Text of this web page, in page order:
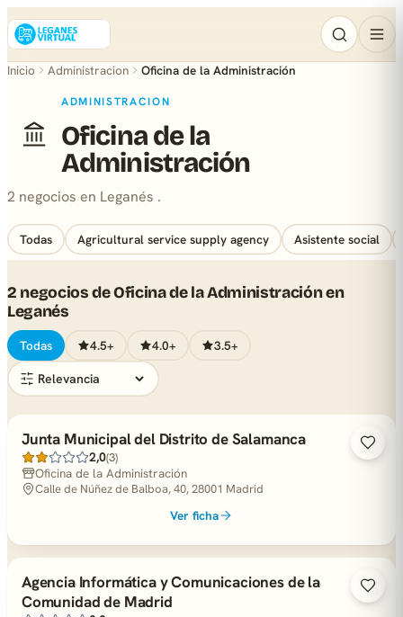
Inicio Administracion Oficina de la Administración
ADMINISTRACION
Oficina de la
Administración
2 negocios en Leganés .
Todas Agricultural service supply agency Asistente social
2 negocios de Oficina de la Administración en
Leganés
Todas 4.5+ 4.0+ 3.5+
Junta Municipal del Distrito de Salamanca
2,0(3)
Oficina de la Administración
Calle de Núñez de Balboa, 40, 28001 Madrid
Ver ficha
Agencia Informática y Comunicaciones de la
Comunidad de Madrid